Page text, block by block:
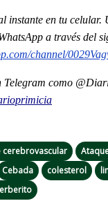
instante en tu celular.
a través del
channel/
Telegram como
cerebrovascular
Cebada colesterol